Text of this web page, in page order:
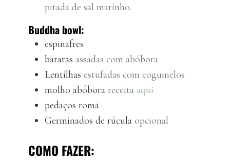
pitada de sal marinho.
Buddha bowl:
espinafres
batatas assadas com abóbora
Lentilhas estufadas com cogumelos
molho abóbora receita aqui
pedaços romã
Germinados de rúcula opcional
COMO FAZER: